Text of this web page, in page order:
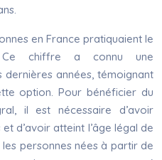
en France pratiquaient le
chiffre a connu une
années, témoignant
option. Pour bénéficier du
il est nécessaire d’avoir
d’avoir atteint l’âge légal de
personnes nées à partir de